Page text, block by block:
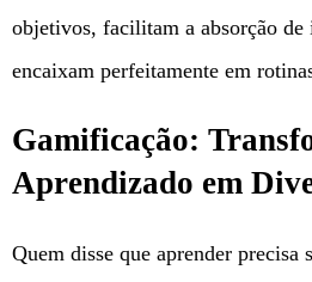
objetivos, facilitam a absorção de
encaixam perfeitamente em
Gamificação:
Aprendizado em
Quem disse que aprender precisa